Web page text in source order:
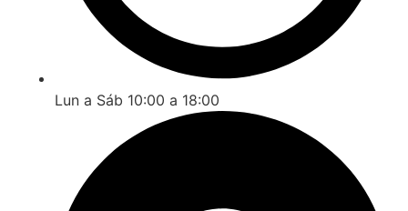
Lun a Sáb 10:00 a 18:00